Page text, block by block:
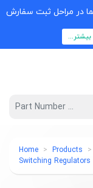
در مراحل ثبت سفارش
بیشتر...
Home Products
Switching Regulators